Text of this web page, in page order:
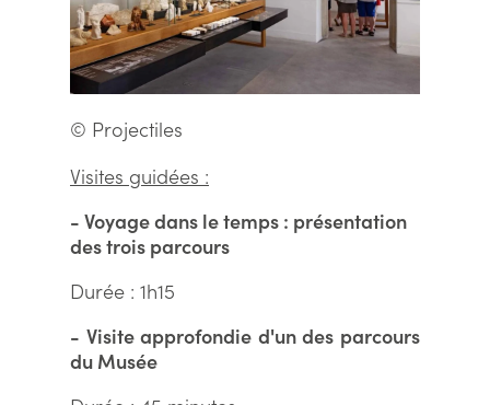
© Projectiles
Visites guidées :
- Voyage dans le temps : présentation
des trois parcours
Durée : 1h15
- Visite approfondie d'un des parcours
du Musée